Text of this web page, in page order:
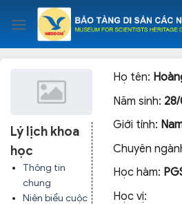
content
Lý lịch khoa
học
Thông tin
chung
Niên biểu cuộc
Họ tên:
Năm sinh:
Giới tính:
Chuyên
Học hàm:
Học vị: